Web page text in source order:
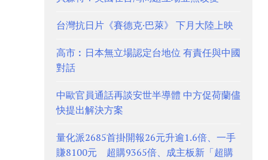
台灣抗日片《賽德克·巴萊》 下月大陸上映
高市︰日本無立場認定台地位 有責任與中國
對話
中歐官員通話再談安世半導體 中方促荷蘭儘
快提出解決方案
量化派2685首掛開報26元升逾1.6倍、一手
賺8100元 超購9365倍、成主板新「超購